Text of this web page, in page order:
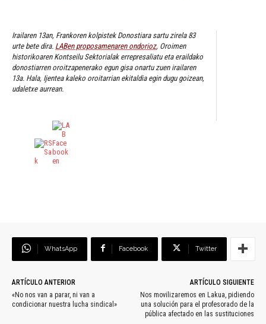
Irailaren 13an, Frankoren kolpistek Donostiara sartu zirela 83
urte bete dira. LABen proposamenaren ondorioz, Oroimen
historikoaren Kontseilu Sektorialak errepresaliatu eta eraildako
donostiarren oroitzapenerako egun gisa onartu zuen irailaren
13a. Hala, Ijentea kaleko oroitarrian ekitaldia egin dugu goizean,
udaletxe aurrean.
WhatsApp Facebook Twitter
ARTÍCULO ANTERIOR
«No nos van a parar, ni van a
condicionar nuestra lucha sindical»
ARTÍCULO SIGUIENTE
Nos movilizaremos en Lakua, pidiendo
una solución para el profesorado de la
pública afectado en las sustituciones